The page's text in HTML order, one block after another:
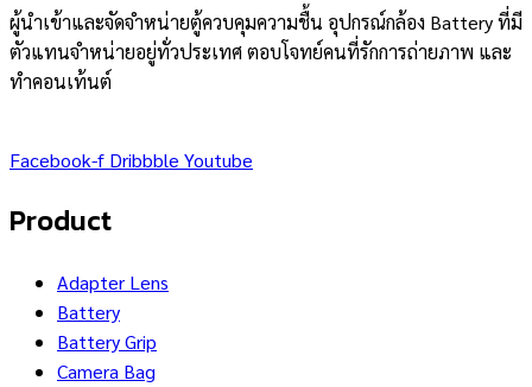
ผู้นำเข้าและจัดจำหน่ายตู้ควบคุมความชื้น อุปกรณ์กล้อง Battery ที่มี
ตัวแทนจำหน่ายอยู่ทั่วประเทศ ตอบโจทย์คนที่รักการถ่ายภาพ และ
ทำคอนเท้นต์
Facebook-f Dribbble Youtube
Product
Adapter Lens
Battery
Battery Grip
Camera Bag